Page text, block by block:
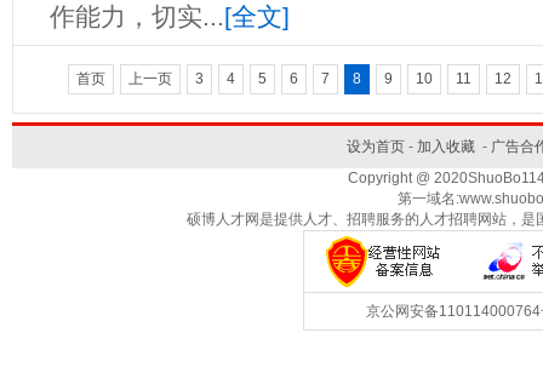
作能力，切实...[全文]
首页 上一页 3 4 5 6 7 8 9 10 11 12
设为首页- 加入收藏- 广告合
Copyright @
第一域名
硕博人才网是提供人才、招聘服务的人才招聘网站，
京公网安备